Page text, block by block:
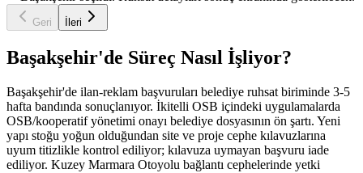
Geri İleri
Başakşehir'de Süreç Nasıl İşliyor?
Başakşehir'de ilan-reklam başvuruları belediye ruhsat biriminde 3-5
hafta bandında sonuçlanıyor. İkitelli OSB içindeki uygulamalarda
OSB/kooperatif yönetimi onayı belediye dosyasının ön şartı. Yeni
yapı stoğu yoğun olduğundan site ve proje cephe kılavuzlarına
uyum titizlikle kontrol ediliyor; kılavuza uymayan başvuru iade
ediliyor. Kuzey Marmara Otoyolu bağlantı cephelerinde yetki